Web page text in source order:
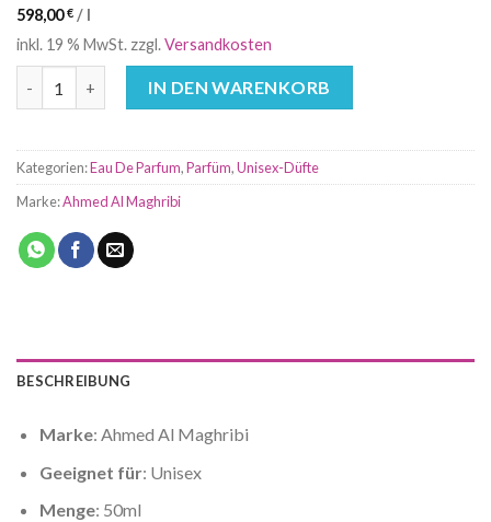
598,00€ / l
inkl. 19 % MwSt. zzgl.Versandkosten
IN DEN WARENKORB
Kategorien:Eau De Parfum,Parfüm,Unisex-Düfte
Marke:Ahmed Al Maghribi
BESCHREIBUNG
Marke: Ahmed Al Maghribi
Geeignet für: Unisex
Menge: 50ml